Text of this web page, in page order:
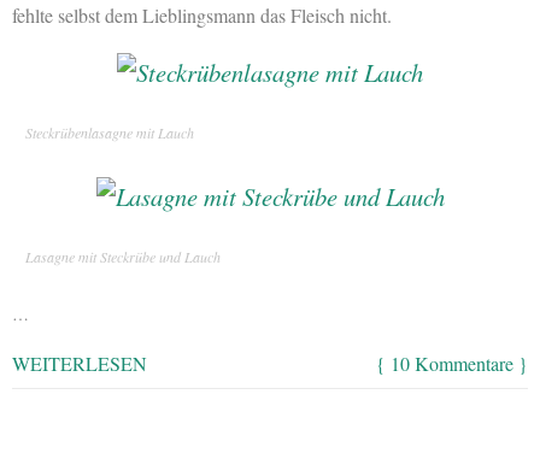
fehlte selbst dem Lieblingsmann das Fleisch nicht.
Steckrübenlasagne mit Lauch
Lasagne mit Steckrübe und Lauch
…
WEITERLESEN { 10 Kommentare }